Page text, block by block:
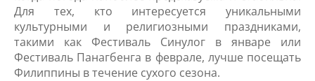
Для тех, кто интересуется уникальными
культурными и религиозными праздниками,
такими как Фестиваль Синулог в январе или
Фестиваль Панагбенга в феврале, лучше посещать
Филиппины в течение сухого сезона.